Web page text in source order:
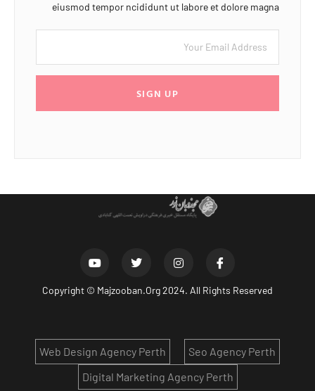
eiusmod tempor ncididunt ut labore et dolore magna
SIGN UP
Copyright © Majzooban.Org2024. All Rights Reserved
Seo Agency Perth
Web Design Agency Perth
Digital Marketing Agency Perth